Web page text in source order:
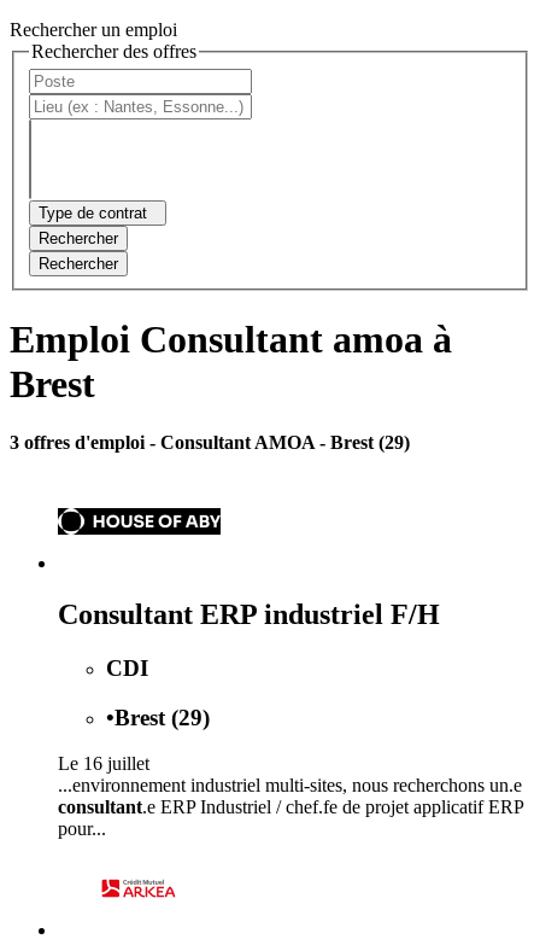
Rechercher un emploi
Rechercher des offres
Type de contrat
Rechercher
Rechercher
Emploi Consultant amoa à
Brest
3 offres d'emploi - Consultant AMOA - Brest (29)
Consultant ERP industriel F/H
CDI
•Brest (29)
Le 16 juillet
...environnement industriel multi-sites, nous recherchons un.e
consultant.e ERP Industriel / chef.fe de projet applicatif ERP
pour...